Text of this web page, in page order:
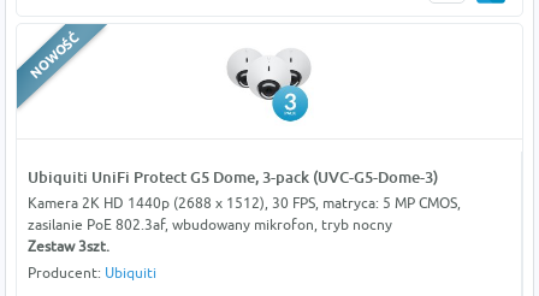
Ubiquiti UniFi Protect G5 Dome, 3-pack (UVC-G5-Dome-3)
Kamera 2K HD 1440p (2688 x 1512), 30 FPS, matryca: 5 MP CMOS,
zasilanie PoE 802.3af, wbudowany mikrofon, tryb nocny
Zestaw 3szt.
Producent: Ubiquiti